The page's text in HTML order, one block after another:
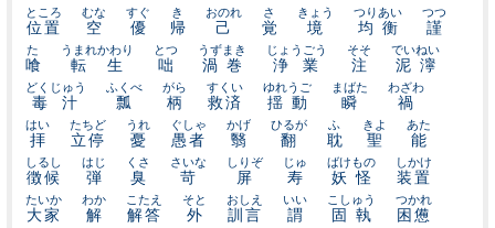
位置
ところ
空
むな
優
すぐ
帰
き
己
おのれ
覚
さ
境
きょう
均衡
つりあい
謹
つつ
喰
た
転生
うまれかわり
咄
とつ
渦巻
うずまき
浄業
じょうごう
注
そそ
泥濘
でいねい
毒汁
どくじゅう
瓢
ふくべ
柄
がら
救済
すくい
揺動
ゆれうご
瞬
まばた
禍
わざわ
拝
はい
立停
たちど
憂
うれ
愚者
ぐしゃ
翳
かげ
翻
ひるが
耽
ふ
聖
きよ
能
あた
徴候
しるし
弾
はじ
臭
くさ
苛
さいな
屏
しりぞ
寿
じゅ
妖怪
ばけもの
装置
しかけ
大家
たいか
解
わか
解答
こたえ
外
そと
訓言
おしえ
謂
いい
固執
こしゅう
困憊
つかれ